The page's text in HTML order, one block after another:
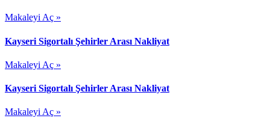
Makaleyi Aç »
Kayseri Sigortalı Şehirler Arası Nakliyat
Makaleyi Aç »
Kayseri Sigortalı Şehirler Arası Nakliyat
Makaleyi Aç »